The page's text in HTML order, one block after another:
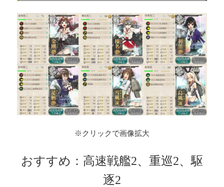
※クリックで画像拡大
おすすめ：高速戦艦2、重巡2、駆
逐2